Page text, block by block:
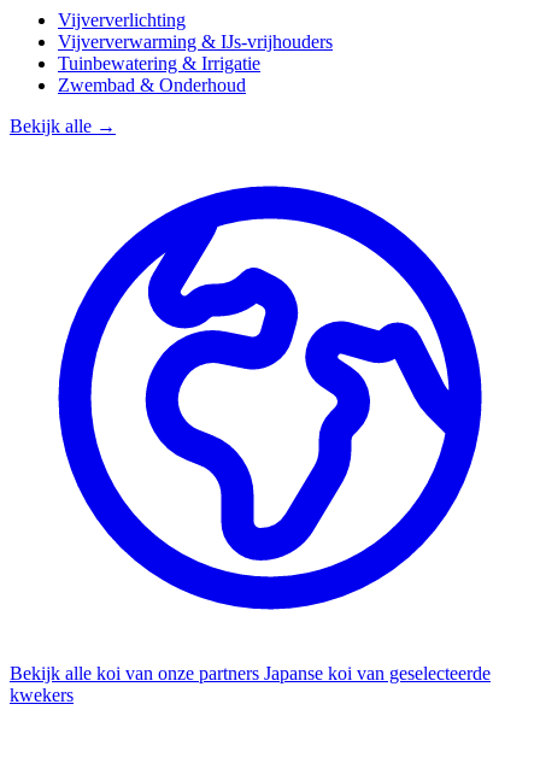
Vijververlichting
Vijververwarming & IJs-vrijhouders
Tuinbewatering & Irrigatie
Zwembad & Onderhoud
Bekijk alle →
Bekijk alle koi van onze partners Japanse koi van geselecteerde
kwekers